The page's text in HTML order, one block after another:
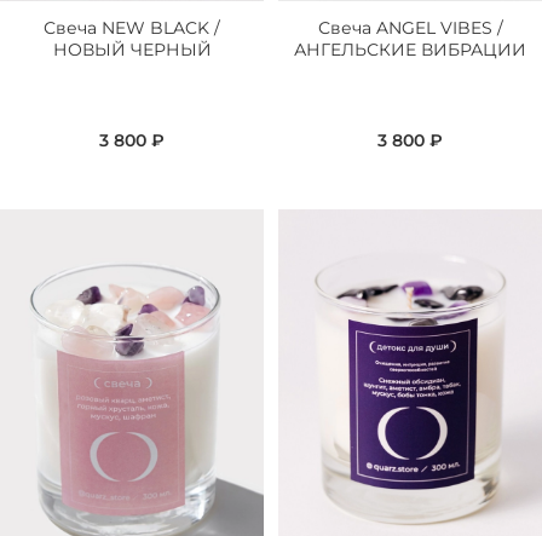
Свеча NEW BLACK /
НОВЫЙ ЧЕРНЫЙ
3 800 ₽
Свеча ANGEL VIBES /
АНГЕЛЬСКИЕ ВИБРАЦИИ
3 800 ₽